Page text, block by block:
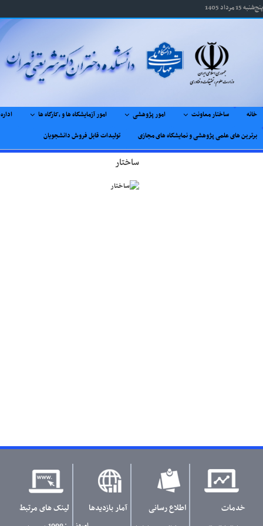
پنج‌شنبه 15 مرداد 1405
خانه ساختار معاونت امور پژوهشی امور آزمایشگاه ها و ,کارگاه ها
برترین های علمی پژوهشی و نمایشگاه های مجازی
تولیدات قابل فروش دانشجویان
ساختار
خدمات اطلاع رسانی آمار بازدیدها لینک های مرتبط